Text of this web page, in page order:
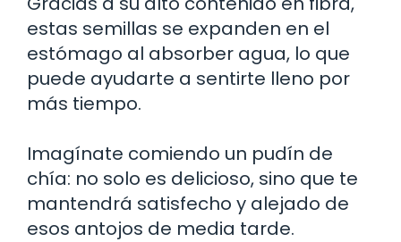
estas semillas se expanden en el
estómago al absorber agua, lo que
puede ayudarte a sentirte lleno por
más tiempo.
Imagínate comiendo un pudín de
chía: no solo es delicioso, sino que te
mantendrá satisfecho y alejado de
esos antojos de media tarde.